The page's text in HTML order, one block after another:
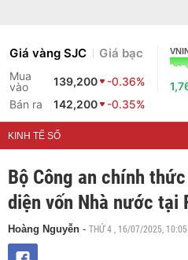
Giá vàng SJC Giá bạc
Mua
vào
139,200
-0.36%
Bán ra
142,200 -0.35%
KINH TẾ SỐ
Bộ Công an chính
diện vốn Nhà nước tại
Hoàng Nguyễn - THỨ 4 , 16/07/2025, 10:05